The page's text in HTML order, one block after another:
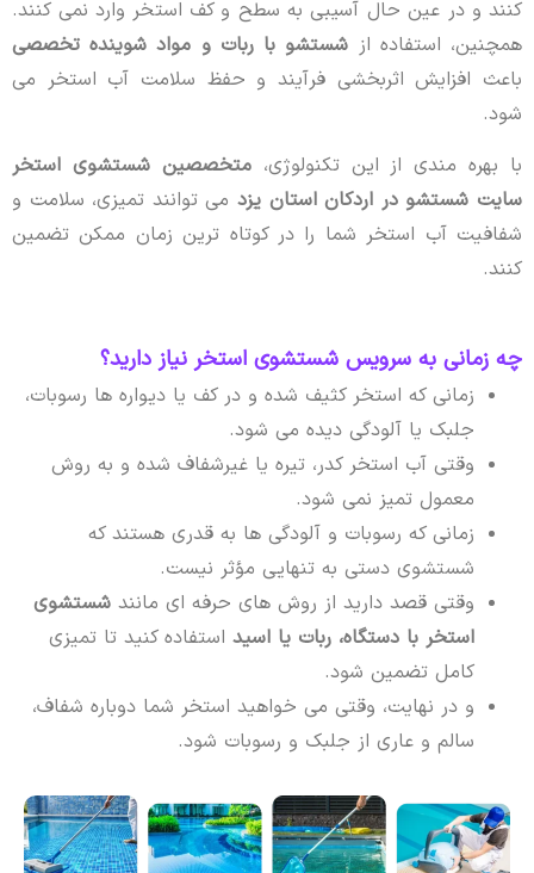
کنند و در عین حال آسیبی به سطح و کف استخر وارد نمی کنند.
همچنین، استفاده از شستشو با ربات و مواد شوینده تخصصی
باعث افزایش اثربخشی فرآیند و حفظ سلامت آب استخر می
شود.
با بهره مندی از این تکنولوژی، متخصصین شستشوی استخر
سایت شستشو در اردکان استان یزدمی توانند تمیزی، سلامت و
شفافیت آب استخر شما را در کوتاه ترین زمان ممکن تضمین
کنند.
چه زمانی به سرویس شستشوی استخر نیاز دارید؟
زمانی که استخر کثیف شده و در کف یا دیواره ها رسوبات،
جلبک یا آلودگی دیده می شود.
وقتی آب استخر کدر، تیره یا غیرشفاف شده و به روش
معمول تمیز نمی شود.
زمانی که رسوبات و آلودگی ها به قدری هستند که
شستشوی دستی به تنهایی مؤثر نیست.
وقتی قصد دارید از روش های حرفه ای مانند شستشوی
استخر با دستگاه، ربات یا اسیداستفاده کنید تا تمیزی
کامل تضمین شود.
و در نهایت، وقتی می خواهید استخر شما دوباره شفاف،
سالم و عاری از جلبک و رسوبات شود.